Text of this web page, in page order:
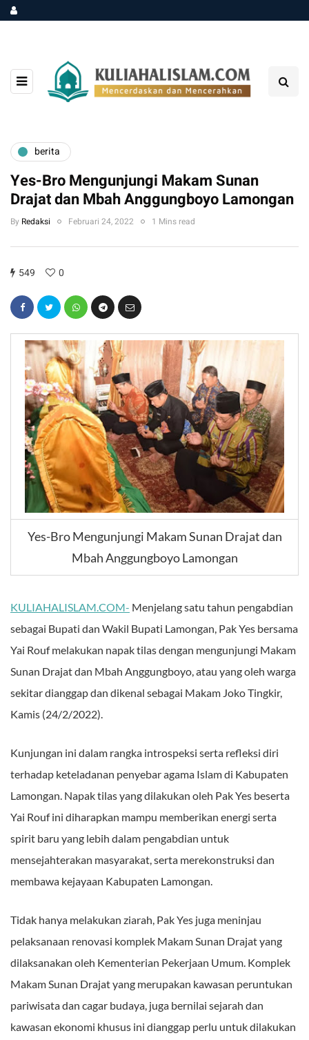
berita
Yes-Bro Mengunjungi Makam Sunan
Drajat dan Mbah Anggungboyo Lamongan
By Redaksi Februari 24, 2022 1 Mins read
549 0
Yes-Bro Mengunjungi Makam Sunan Drajat dan
Mbah Anggungboyo Lamongan
KULIAHALISLAM.COM- Menjelang satu tahun pengabdian
sebagai Bupati dan Wakil Bupati Lamongan, Pak Yes bersama
Yai Rouf melakukan napak tilas dengan mengunjungi Makam
Sunan Drajat dan Mbah Anggungboyo, atau yang oleh warga
sekitar dianggap dan dikenal sebagai Makam Joko Tingkir,
Kamis (24/2/2022).
Kunjungan ini dalam rangka introspeksi serta refleksi diri
terhadap keteladanan penyebar agama Islam di Kabupaten
Lamongan. Napak tilas yang dilakukan oleh Pak Yes beserta
Yai Rouf ini diharapkan mampu memberikan energi serta
spirit baru yang lebih dalam pengabdian untuk
mensejahterakan masyarakat, serta merekonstruksi dan
membawa kejayaan Kabupaten Lamongan.
Tidak hanya melakukan ziarah, Pak Yes juga meninjau
pelaksanaan renovasi komplek Makam Sunan Drajat yang
dilaksanakan oleh Kementerian Pekerjaan Umum. Komplek
Makam Sunan Drajat yang merupakan kawasan peruntukan
pariwisata dan cagar budaya, juga bernilai sejarah dan
kawasan ekonomi khusus ini dianggap perlu untuk dilakukan